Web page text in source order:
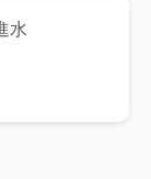
水